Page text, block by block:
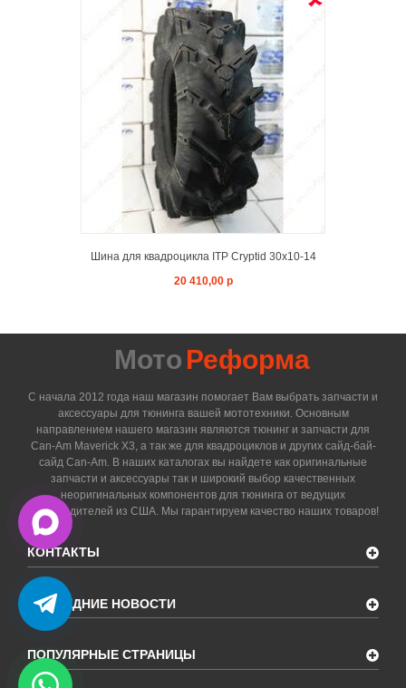
Шина для квадроцикла ITP Cryptid 30x10-14
20 410,00 р
Мото Реформа
С начала 2012 года наш магазин помогает Вам выбрать запчасти и
аксессуары для тюнинга вашей мототехники. Основным
направлением нашего магазин являются тюнинг и запчасти для
Can-Am Maverick X3, а так же для квадроциклов и других сайд-бай-
сайд Can-Am. В наших каталогах вы найдете как оригинальные
запчасти и аксессуары так и широкий выбор качественных
неоригинальных компонентов для тюнинга от ведущих
производителей из США. Мы гарантируем качество наших товаров!
КОНТАКТЫ
ПОСЛЕДНИЕ НОВОСТИ
ПОПУЛЯРНЫЕ СТРАНИЦЫ